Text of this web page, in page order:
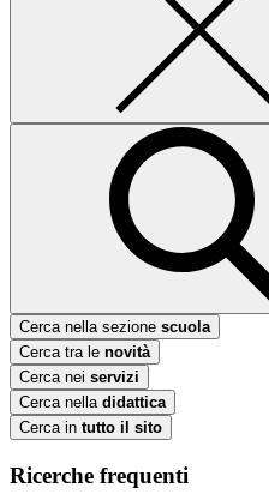
Cerca nella sezione scuola
Cerca tra le novità
Cerca nei servizi
Cerca nella didattica
Cerca in tutto il sito
Ricerche frequenti